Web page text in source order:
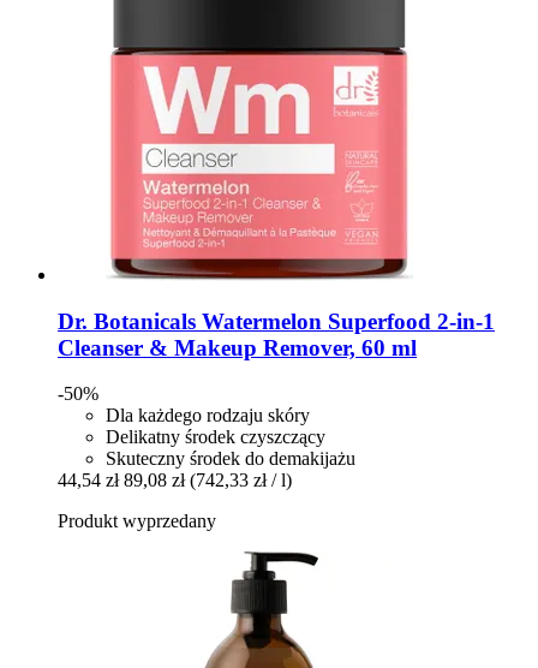
Dr. Botanicals Watermelon Superfood 2-​in-​1
Cleanser & Makeup Remover, 60 ml
-50%
Dla każdego rodzaju skóry
Delikatny środek czyszczący
Skuteczny środek do demakijażu
44,54 zł 89,08 zł (742,33 zł / l)
Produkt wyprzedany